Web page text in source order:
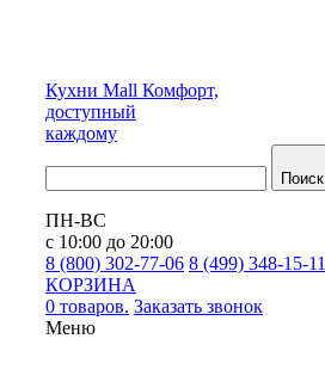
Кухни Mall Комфорт,
доступный
каждому
Поиск
ПН-ВС
с 10:00 до 20:00
8 (800) 302-77-06 8 (499) 348-15-11
КОРЗИНА
0 товаров. Заказать звонок
Меню